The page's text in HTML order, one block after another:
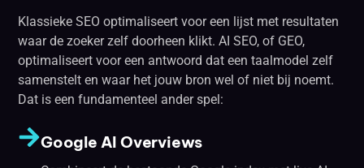
Klassieke SEO optimaliseert voor een lijst met resultaten
waar de zoeker zelf doorheen klikt. AI SEO, of GEO,
optimaliseert voor een antwoord dat een taalmodel zelf
samenstelt en waar het jouw bron wel of niet bij noemt.
Dat is een fundamenteel ander spel:
Google AI Overviews